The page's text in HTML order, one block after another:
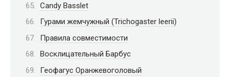
Candy Basslet
Гурами жемчужный (Trichogaster leerii)
Правила совместимости
Восклицательный Барбус
Геофагус Оранжевоголовый